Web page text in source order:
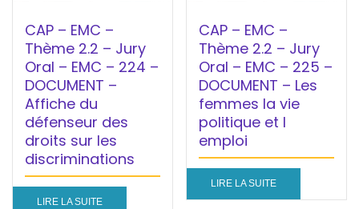
CAP – EMC –
Thème 2.2 – Jury
Oral – EMC – 224 –
DOCUMENT –
Affiche du
défenseur des
droits sur les
discriminations
LIRE LA SUITE
CAP – EMC –
Thème 2.2 – Jury
Oral – EMC – 225 –
DOCUMENT – Les
femmes la vie
politique et l
emploi
LIRE LA SUITE